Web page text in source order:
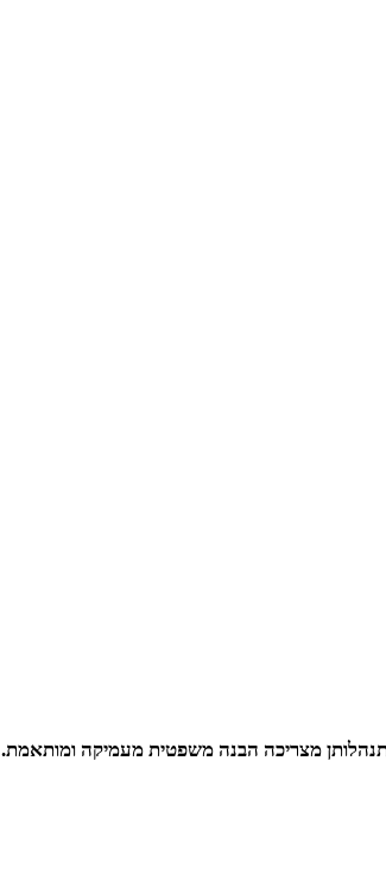
מצריכה הבנה משפטית מעמיקה